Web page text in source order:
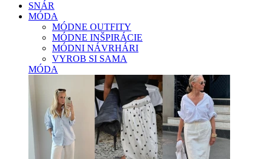
SNÁR
MÓDA
MÓDNE OUTFITY
MÓDNE INŠPIRÁCIE
MÓDNI NÁVRHÁRI
VYROB SI SAMA
MÓDA